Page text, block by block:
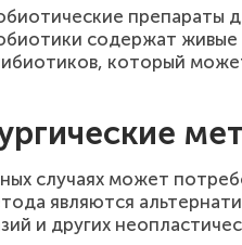
препараты
содержат живые
который
случаях может
являются
и других